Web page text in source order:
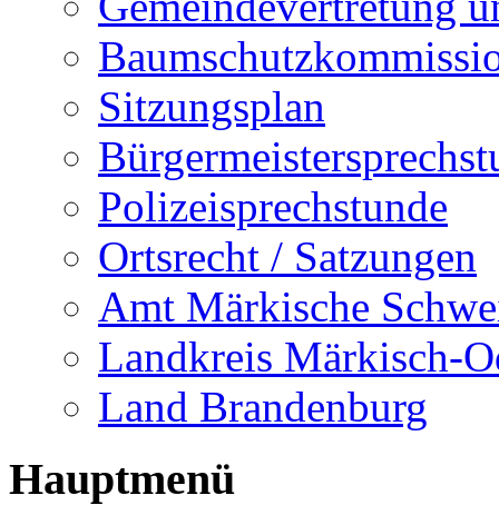
Sitzungsplan
Polizeisprechstunde
Ortsrecht / Satzungen
Amt Märkische
Landkreis Märkisch-
Land Brandenburg
Hauptmenü